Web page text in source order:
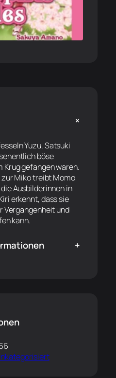
+
Yuzu, Satsuki
böse
Krug gefangen waren.
Miko treibt Momo
Ausbilderinnen in
erkennt, dass sie
Vergangenheit und
kann.
+